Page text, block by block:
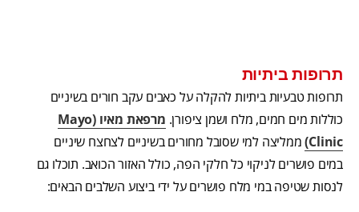
תרופות ביתיות
תרופות טבעיות ביתיות להקלה על כאבים עקב חורים בשיניים
כוללות מים חמים, מלח ושמן ציפורן.
מרפאת מאיו (Mayo
Clinic) ממליצה למי שסובל מחורים בשיניים לצחצח שיניים
במים פושרים לניקוי כל חלקי הפה, כולל האזור הכואב. תוכלו גם
לנסות שטיפה במי מלח פושרים על ידי ביצוע השלבים הבאים: